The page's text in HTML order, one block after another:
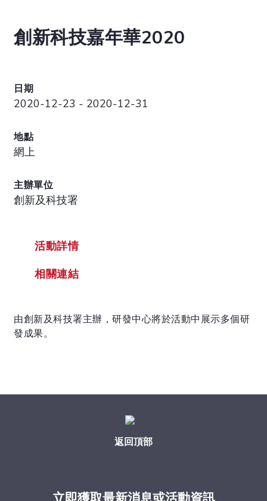
創新科技嘉年華2020
日期
2020-12-23 - 2020-12-31
地點
網上
主辦單位
創新及科技署
活動詳情
相關連結
由創新及科技署主辦，研發中心將於活動中展示多個研
發成果。
返回頂部